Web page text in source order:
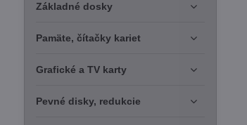
Základné dosky
Pamäte, čítačky kariet
Grafické a TV karty
Pevné disky, redukcie